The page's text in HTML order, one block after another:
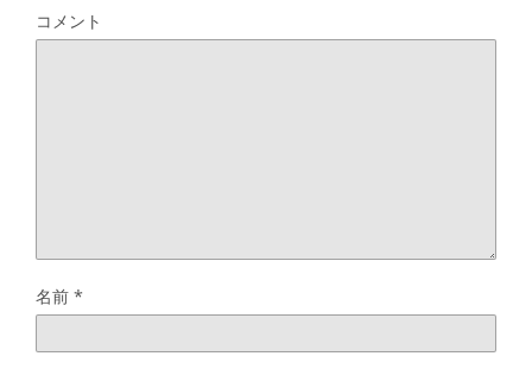
コメント
名前 *